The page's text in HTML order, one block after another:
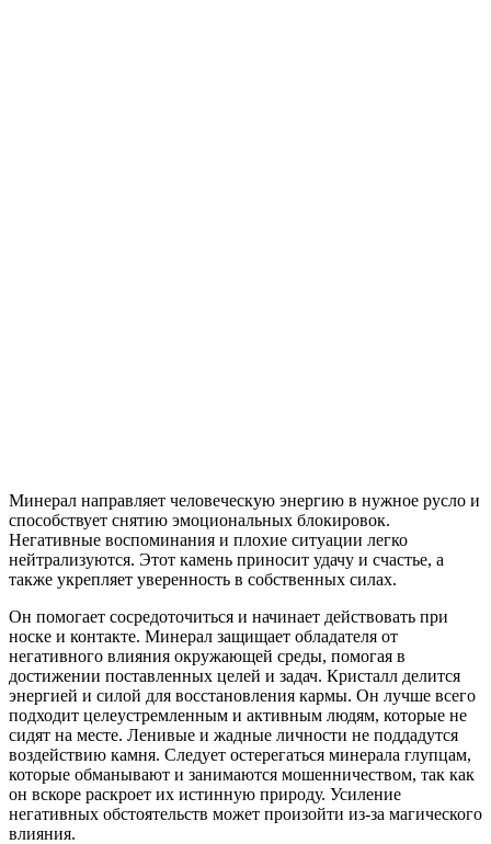
Минерал направляет человеческую энергию в нужное русло и
способствует снятию эмоциональных блокировок.
Негативные воспоминания и плохие ситуации легко
нейтрализуются. Этот камень приносит удачу и счастье, а
также укрепляет уверенность в собственных силах.
Он помогает сосредоточиться и начинает действовать при
носке и контакте. Минерал защищает обладателя от
негативного влияния окружающей среды, помогая в
достижении поставленных целей и задач. Кристалл делится
энергией и силой для восстановления кармы. Он лучше всего
подходит целеустремленным и активным людям, которые не
сидят на месте. Ленивые и жадные личности не поддадутся
воздействию камня. Следует остерегаться минерала глупцам,
которые обманывают и занимаются мошенничеством, так как
он вскоре раскроет их истинную природу. Усиление
негативных обстоятельств может произойти из-за магического
влияния.